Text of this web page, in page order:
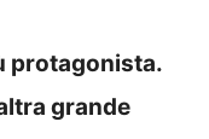
protagonista.
grande